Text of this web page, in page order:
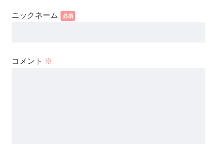
コメント ※